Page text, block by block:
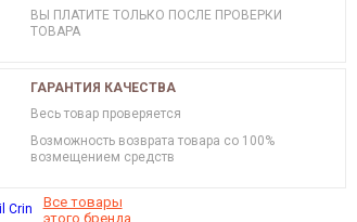
ВЫ ПЛАТИТЕ ТОЛЬКО ПОСЛЕ ПРОВЕРКИ
ТОВАРА
ГАРАНТИЯ КАЧЕСТВА
Весь товар проверяется
Возможность возврата товара со 100%
возмещением средств
Все товары
этого бренда